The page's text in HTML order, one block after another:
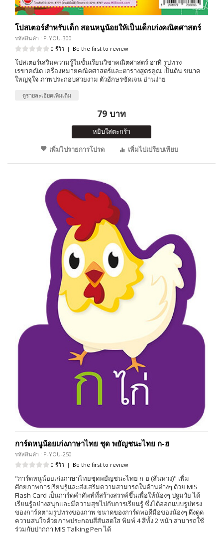
โปสเตอร์สำหรับเด็ก สอนหนูน้อยให้เป็นเด็กเก่งคณิตศาสตร์
รหัสสินค้า : P-YOU-300
0 รีวิว | Be the first to review
โปสเตอร์เสริมความรู้ในชั้นเรียนวิชาคณิตศาสตร์ อาทิ รูปทรง
เรขาคณิต เครื่องหมายคณิตศาสตร์และตารางสูตรคูณ เป็นต้น ขนาด
ใหญ่จุใจ ภาพประกอบสวยงาม ตัวอักษรชัดเจน อ่านง่าย
ดูรายละเอียดเพิ่มเติม
79 บาท
หยิบใส่ตะกร้า
เพิ่มไปรายการโปรด
เพิ่มไปเปรียบเทียบ
การ์ดหนูน้อยเก่งภาษาไทย ชุด พยัญชนะไทย ก-ฮ
รหัสสินค้า : P-YOU-250
0 รีวิว | Be the first to review
"การ์ดหนูน้อยเก่งภาษาไทยชุดพยัญชนะไทย ก-ฮ (สันห่วง)" เพิ่ม
ศักยภาพการเรียนรู้และส่งเสริมความสามารถในด้านต่างๆ ด้วย MIS
Flash Card เป็นการ์ดคำศัพท์ที่สร้างสรรค์ขึ้นเพื่อให้น้องๆ ปฐมวัย ได้
เรียนรู้อย่างสนุกและมีความสุขไปกับการเรียนรู้ ซึ่งได้ออกแบบรูปทรง
ของการ์ดตามรูปทรงของภาพ ขนาดของการ์ดพอดีมือของน้องๆ ดึงดูด
ความสนใจด้วยภาพประกอบสีสันสดใส พิมพ์ 4 สีทั้ง 2 หน้า สามารถใช้
ร่วมกับปากกา MIS Talking Pen ได้